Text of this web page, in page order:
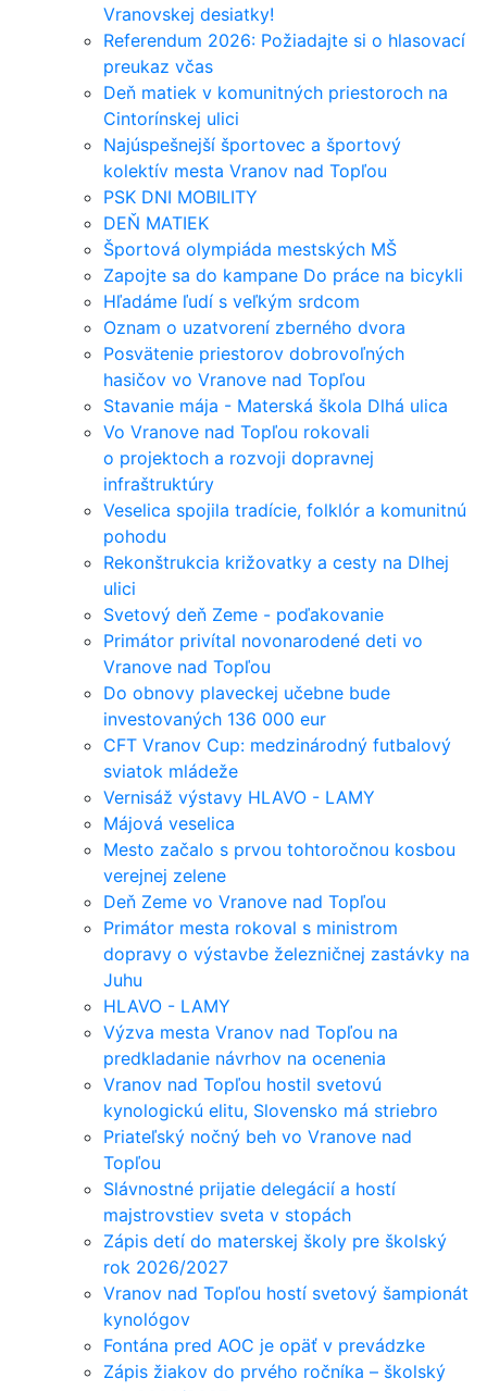
Vranovskej desiatky!
Referendum 2026: Požiadajte si o hlasovací
preukaz včas
Deň matiek v komunitných priestoroch na
Cintorínskej ulici
Najúspešnejší športovec a športový
kolektív mesta Vranov nad Topľou
PSK DNI MOBILITY
DEŇ MATIEK
Športová olympiáda mestských MŠ
Zapojte sa do kampane Do práce na bicykli
Hľadáme ľudí s veľkým srdcom
Oznam o uzatvorení zberného dvora
Posvätenie priestorov dobrovoľných
hasičov vo Vranove nad Topľou
Stavanie mája - Materská škola Dlhá ulica
Vo Vranove nad Topľou rokovali
o projektoch a rozvoji dopravnej
infraštruktúry
Veselica spojila tradície, folklór a komunitnú
pohodu
Rekonštrukcia križovatky a cesty na Dlhej
ulici
Svetový deň Zeme - poďakovanie
Primátor privítal novonarodené deti vo
Vranove nad Topľou
Do obnovy plaveckej učebne bude
investovaných 136 000 eur
CFT Vranov Cup: medzinárodný futbalový
sviatok mládeže
Vernisáž výstavy HLAVO - LAMY
Májová veselica
Mesto začalo s prvou tohtoročnou kosbou
verejnej zelene
Deň Zeme vo Vranove nad Topľou
Primátor mesta rokoval s ministrom
dopravy o výstavbe železničnej zastávky na
Juhu
HLAVO - LAMY
Výzva mesta Vranov nad Topľou na
predkladanie návrhov na ocenenia
Vranov nad Topľou hostil svetovú
kynologickú elitu, Slovensko má striebro
Priateľský nočný beh vo Vranove nad
Topľou
Slávnostné prijatie delegácií a hostí
majstrovstiev sveta v stopách
Zápis detí do materskej školy pre školský
rok 2026/2027
Vranov nad Topľou hostí svetový šampionát
kynológov
Fontána pred AOC je opäť v prevádzke
Zápis žiakov do prvého ročníka – školský